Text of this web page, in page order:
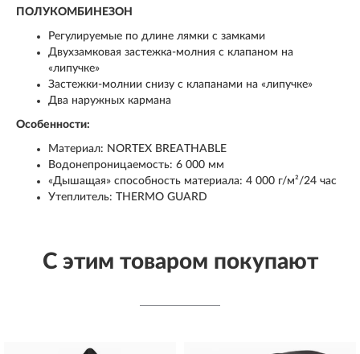
ПОЛУКОМБИНЕЗОН
Регулируемые по длине лямки с замками
Двухзамковая застежка-молния с клапаном на
«липучке»
Застежки-молнии снизу с клапанами на «липучке»
Два наружных кармана
Особенности:
Материал: NORTEX BREATHABLE
Водонепроницаемость: 6 000 мм
«Дышащая» способность материала: 4 000 г/м²/24 час
Утеплитель: THERMO GUARD
С этим товаром покупают